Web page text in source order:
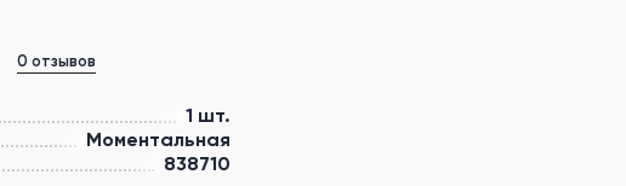
0 отзывов
1 шт.
Моментальная
838710